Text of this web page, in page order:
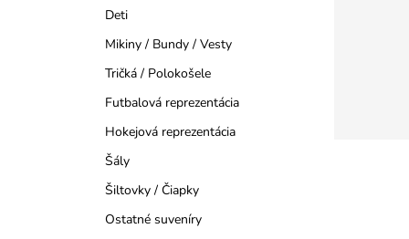
Deti
Mikiny / Bundy / Vesty
Tričká / Polokošele
Futbalová reprezentácia
Hokejová reprezentácia
Šály
Šiltovky / Čiapky
Ostatné suveníry